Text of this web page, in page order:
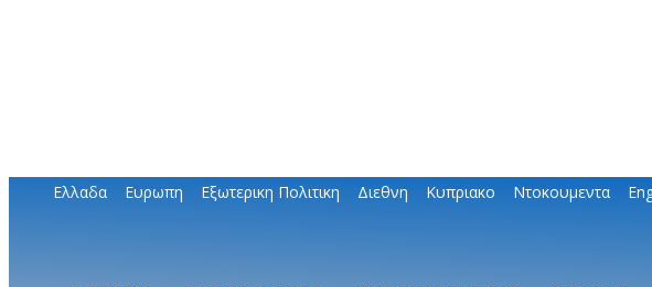
Ελλαδα Ευρωπη Εξωτερικη Πολιτικη Διεθνη Κυπριακο Ντοκουμεντα